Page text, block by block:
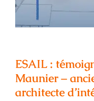
ESAIL :
Maunier –
architecte